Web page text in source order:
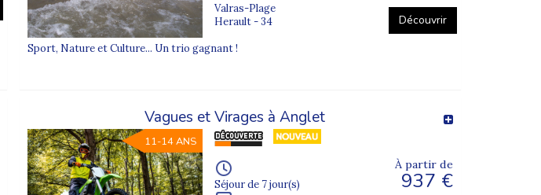
Valras-Plage
Herault - 34
Découvrir
Sport, Nature et Culture... Un trio gagnant !
Vagues et Virages à Anglet
11-14 ANS
Séjour de 7 jour(s)
À partir de
937 €